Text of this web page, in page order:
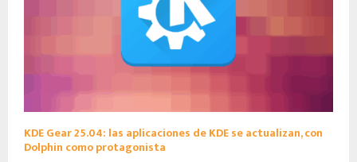
KDE Gear 25.04: las aplicaciones de KDE se actualizan, con
Dolphin como protagonista